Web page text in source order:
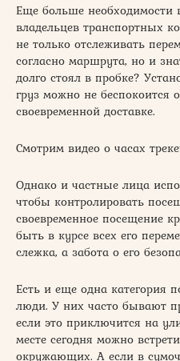
Еще больше необходимости
владельцев транспортных
не только отслеживать
согласно маршрута, но и
долго стоял в пробке?
груз можно не беспокоится
своевременной доставке.
Смотрим видео о часах
Однако и частные лица
чтобы контролировать
своевременное посещение
быть в курсе всех его
слежка, а забота о его
Есть и еще одна категория
люди. У них часто бывают
если это приключится на
месте сегодня можно
окружающих. А если в